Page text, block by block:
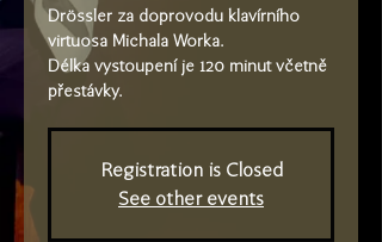
Drössler za doprovodu klavírního
virtuosa Michala Worka.
​Délka vystoupení je 120 minut včetně
přestávky.
Registration is Closed
See other events